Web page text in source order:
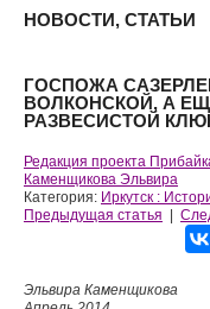
НОВОСТИ, СТАТЬИ
ГОСПОЖА
ВОЛКОНСКОЙ, А
РАЗВЕСИСТОЙ
Редакция проекта
Каменщикова Эльвира
Категория: Иркутск :
Предыдущая статья
Эльвира Каменщикова